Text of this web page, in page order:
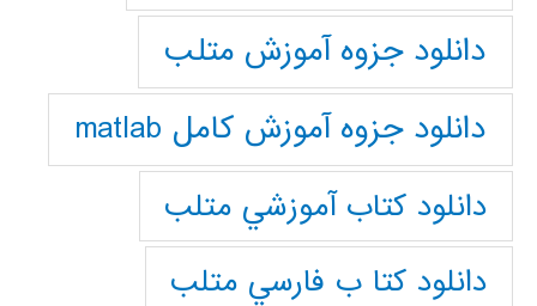
دانلود جزوه آموزش متلب
دانلود جزوه آموزش کامل matlab
دانلود كتاب آموزشي متلب
دانلود كتا ب فارسي متلب